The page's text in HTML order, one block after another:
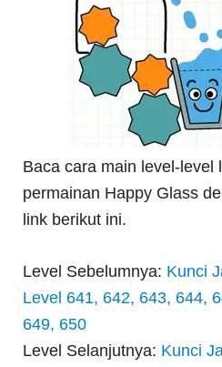
Baca cara main level-level
permainan Happy Glass
link berikut ini.
Level Sebelumnya: Kunci
Level 641, 642, 643, 644,
649, 650
Level Selanjutnya: Kunci